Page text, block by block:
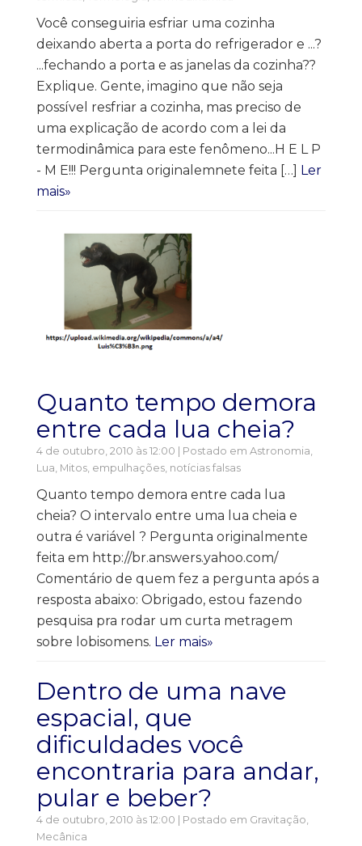
Você conseguiria esfriar uma cozinha
deixando aberta a porta do refrigerador e ...?
...fechando a porta e as janelas da cozinha??
Explique. Gente, imagino que não seja
possível resfriar a cozinha, mas preciso de
uma explicação de acordo com a lei da
termodinâmica para este fenômeno...H E L P
- M E!!! Pergunta originalemnete feita […] Ler
mais»
Quanto tempo demora
entre cada lua cheia?
4 de outubro, 2010 às 12:00 | Postado em Astronomia
Lua Mitos, empulhações, notícias falsas
Quanto tempo demora entre cada lua
cheia? O intervalo entre uma lua cheia e
outra é variável ? Pergunta originalmente
feita em http://br.answers.yahoo.com/
Comentário de quem fez a pergunta após a
resposta abaixo: Obrigado, estou fazendo
pesquisa pra rodar um curta metragem
sobre lobisomens. Ler mais»
Dentro de uma nave
espacial, que
dificuldades você
encontraria para andar,
pular e beber?
4 de outubro, 2010 às 12:00 | Postado em Gravitação
Mecânica